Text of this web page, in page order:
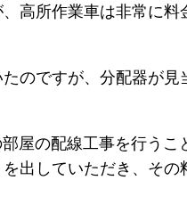
高所作業車は非常に
のですが、分配器が
屋の配線工事を行う
出していただき、その